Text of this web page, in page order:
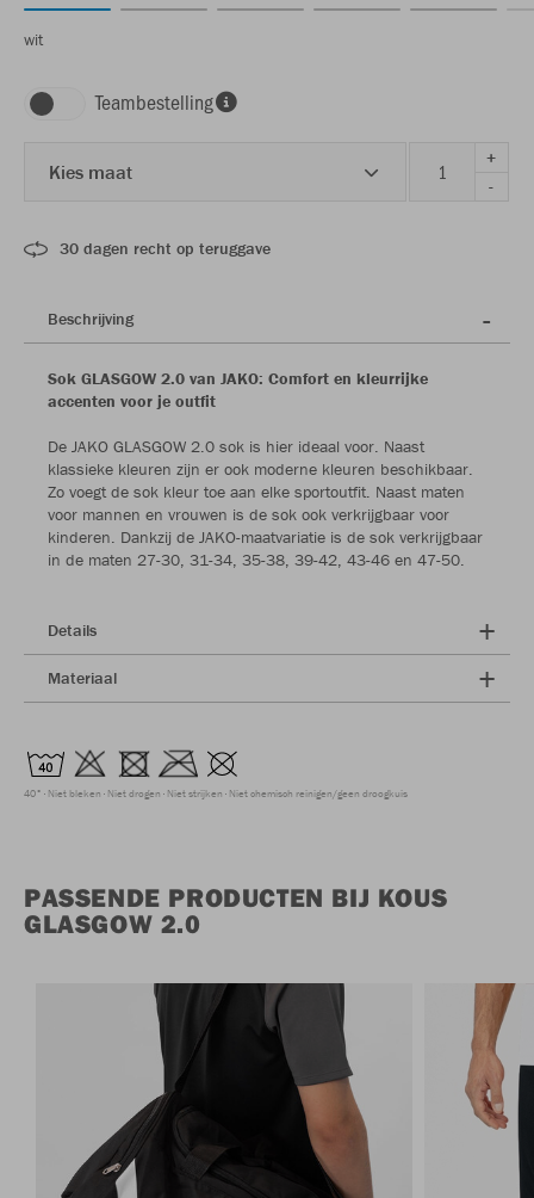
wit
Teambestelling
Kies maat
+
-
30 dagen recht op teruggave
Beschrijving
Sok GLASGOW 2.0 van JAKO: Comfort en kleurrijke
accenten voor je outfit
De JAKO GLASGOW 2.0 sok is hier ideaal voor. Naast
klassieke kleuren zijn er ook moderne kleuren beschikbaar.
Zo voegt de sok kleur toe aan elke sportoutfit. Naast maten
voor mannen en vrouwen is de sok ook verkrijgbaar voor
kinderen. Dankzij de JAKO-maatvariatie is de sok verkrijgbaar
in de maten 27-30, 31-34, 35-38, 39-42, 43-46 en 47-50.
Details
Materiaal
40° Niet bleken Niet drogen Niet strijken Niet chemisch reinigen/geen droogkuis
PASSENDE PRODUCTEN BIJ KOUS
GLASGOW 2.0